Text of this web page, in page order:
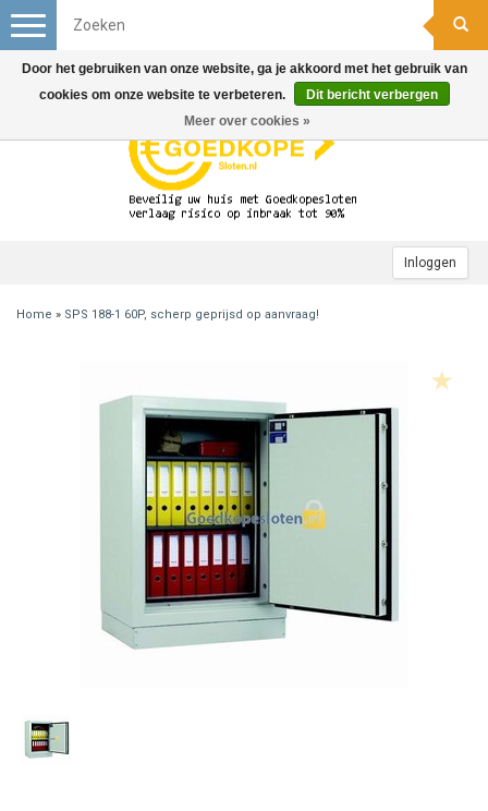
Inloggen
Toggle
navigation
Home » SPS 188-1 60P, scherp geprijsd op aanvraag!
Door het gebruiken van onze website, ga je akkoord met het gebruik van
cookies om onze website te verbeteren.
Dit bericht verbergen
Meer over cookies »